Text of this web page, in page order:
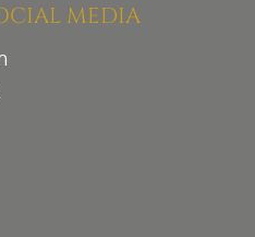
MEDIA